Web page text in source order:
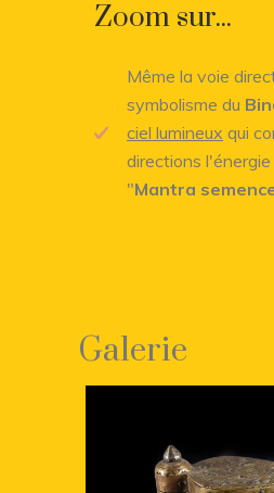
Zoom sur...
Même la voie
symbolisme du
ciel lumineux qui
directions
"Mantra
Galerie